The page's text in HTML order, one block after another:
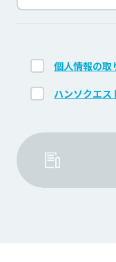
個人情報の取
ハンソクエス